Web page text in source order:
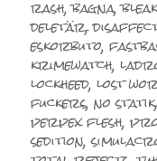
le
rash,bagna,
deletär,
eskorbuto,
krimewatch,
lockheed,lost
fuckers,no statik
perpex flesh,
sedition,